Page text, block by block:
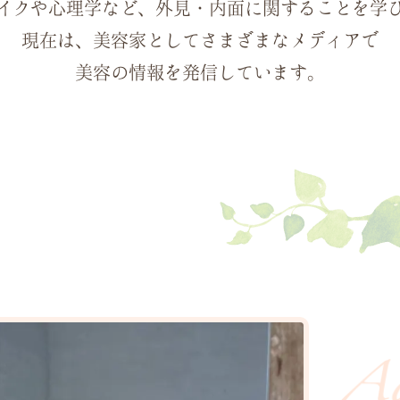
クや心理学など、 外見・内面に関することを学
現在は、美容家としてさまざまなメディアで
美容の情報を発信しています。